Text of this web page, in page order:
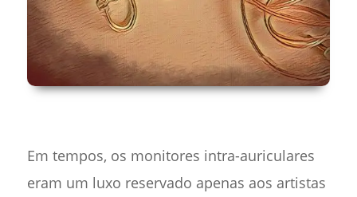
Em tempos, os monitores intra-auriculares
eram um luxo reservado apenas aos artistas